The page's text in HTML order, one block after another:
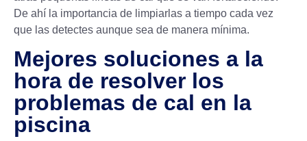
De ahí la importancia de limpiarlas a tiempo cada vez
que las detectes aunque sea de manera mínima.
Mejores soluciones a la
hora de resolver los
problemas de cal en la
piscina